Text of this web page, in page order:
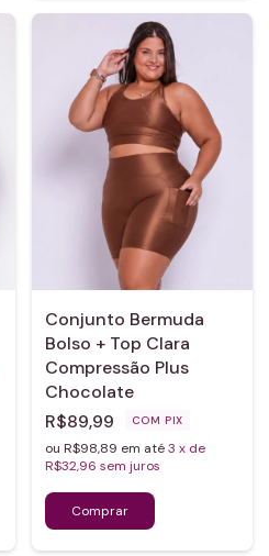
Conjunto Bermuda
Bolso + Top Clara
Compressão Plus
Chocolate
R$89,99
COM PIX
ou R$98,89 em até3 x de
R$32,96 sem juros